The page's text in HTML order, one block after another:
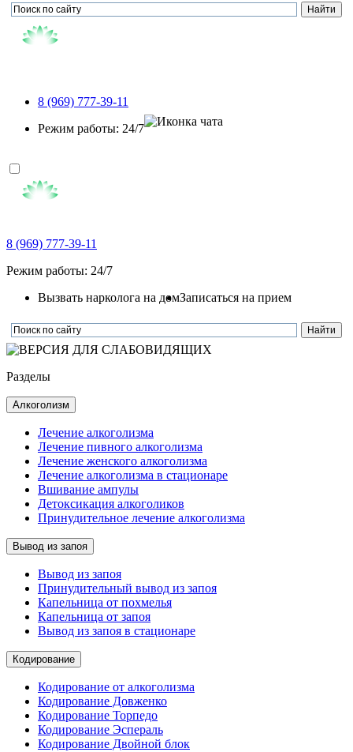
8 (969) 777-39-11
Режим работы: 24/7
8 (969) 777-39-11
Режим работы: 24/7
Вызвать нарколога на домЗаписаться на прием
Разделы
Алкоголизм
Лечение алкоголизма
Лечение пивного алкоголизма
Лечение женского алкоголизма
Лечение алкоголизма в стационаре
Вшивание ампулы
Детоксикация алкоголиков
Принудительное лечение алкоголизма
Вывод из запоя
Вывод из запоя
Принудительный вывод из запоя
Капельница от похмелья
Капельница от запоя
Вывод из запоя в стационаре
Кодирование
Кодирование от алкоголизма
Кодирование Довженко
Кодирование Торпедо
Кодирование Эспераль
Кодирование Двойной блок